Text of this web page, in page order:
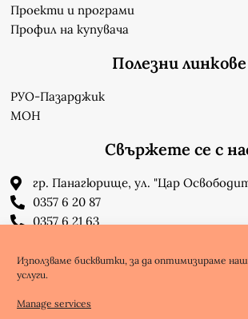
Използваме бисквитки, за да оптимизираме
услуги.
Manage services
Проекти и програми
Профил на купувача
Полезни линкове
РУО-Пазарджик
МОН
Свържете се с
гр. Панагюрище, ул. "Цар
0357 6 20 87
0357 6 21 63
info-1302623@edu.mon.bg
Facebook
Youtube